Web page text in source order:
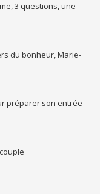
3 questions, une
du bonheur, Marie-
préparer son entrée